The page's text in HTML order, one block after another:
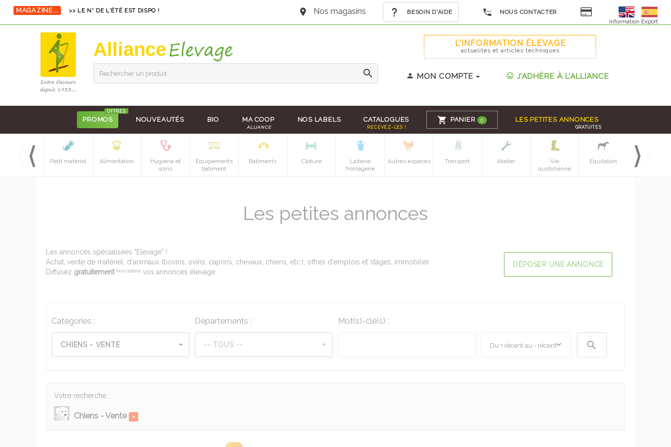
MAGAZINE... >> LE N° DE L'ÉTÉ EST DISPO ! Nos magasins BESOIN D'AIDE
NOUS CONTACTER
Information Export
Alliance
Rechercher un produit
L'INFORMATION ÉLEVAGE
actualités et articles techniques
MON COMPTE J'ADHÈRE À L'ALLIANCE
PROMOS
OFFRES
NOUVEAUTÉS BIO MA COOP
ALLIANCE
NOS LABELS CATALOGUES
RECEVEZ-LES !
PANIER 0 LES PETITES ANNONCES
GRATUITES
Petit materiel Alimentation
Hygiene et
soins
Equipements
batiment
Batiments Cloture
Laiterie
fromagerie
Autres especes Transport Atelier
Vie
quotidienne
Equitation Espaces verts
Les petites annonces
Les annonces spécialisées "Elevage" !
Achat, vente de matériel, d'animaux (bovins, ovins, caprins, chevaux, chiens, etc.), offres d'emplois et stages, immobilier.
Diffusez gratuitement (hors options) vos annonces élevage.
DÉPOSER UNE ANNONCE
Catégories :
CHIENS - VENTE
Départements :
-- TOUS --
Mot(s)-clé(s) :
Du + récent au - récent
Votre recherche :
Chiens - Vente ×